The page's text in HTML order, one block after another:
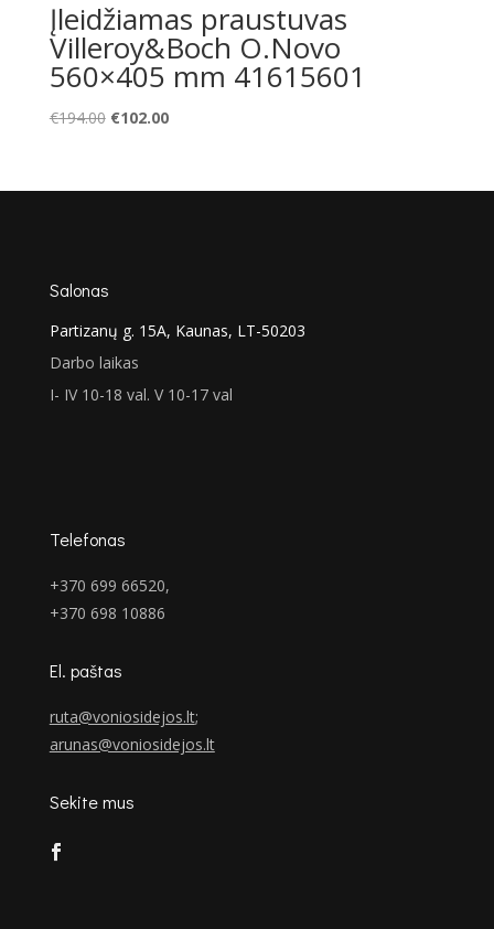
Įleidžiamas praustuvas
Villeroy&Boch O.Novo
560×405 mm 41615601
€194.00 Original
€194.00.
€102.00Current
€102.00.
Salonas
Partizanų g. 15A, Kaunas, LT-50203
Darbo laikas
I- IV 10-18 val. V 10-17 val
Telefonas
+370 699 66520,
+370 698 10886
El. paštas
ruta@voniosidejos.lt;
arunas@voniosidejos.lt
Sekite mus